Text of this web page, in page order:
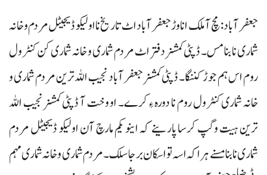
جعفرآباد: مچ آ ملک انا وڑ جعفرآباد اٹ تاریخ نا اولیکو ڈیجیٹل مردم و خانہ
شماری نا بنا مس۔ ڈپٹی کمشنر دفتر اٹ مردم شماری و خانہ شماری کن کنٹرول
روم اس ہم جوڑ کننگا۔ ڈپٹی کمشنر جعفرآباد نجیب اللہ ترین مردم شماری و
خانہ شماری کنٹرول روم نا دورہ ءِ کرے۔ او وخت آ ڈپٹی کمشنر نجیب اللہ
ترین ہیت وگپ کرسا پارینے کہ اینو یکم مارچ آن اولیکو ڈیجیٹل مردم
شماری نا بنا مسنے ہراکہ اسہ تو اسکان برجا سلک۔ مردم شماری و خانہ شماری مہم